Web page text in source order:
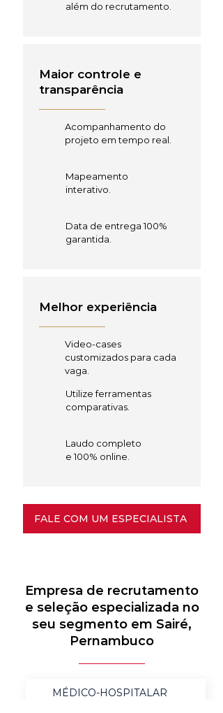
além do recrutamento.
Maior controle e
transparência
Acompanhamento do
projeto em tempo real.
Mapeamento
interativo.
Data de entrega 100%
garantida.
Melhor experiência
Video-cases
customizados para cada
vaga.
Utilize ferramentas
comparativas.
Laudo completo
e 100% online.
FALE COM UM ESPECIALISTA
Empresa de recrutamento
e seleção especializada no
seu segmento em Sairé,
Pernambuco
MÉDICO-HOSPITALAR